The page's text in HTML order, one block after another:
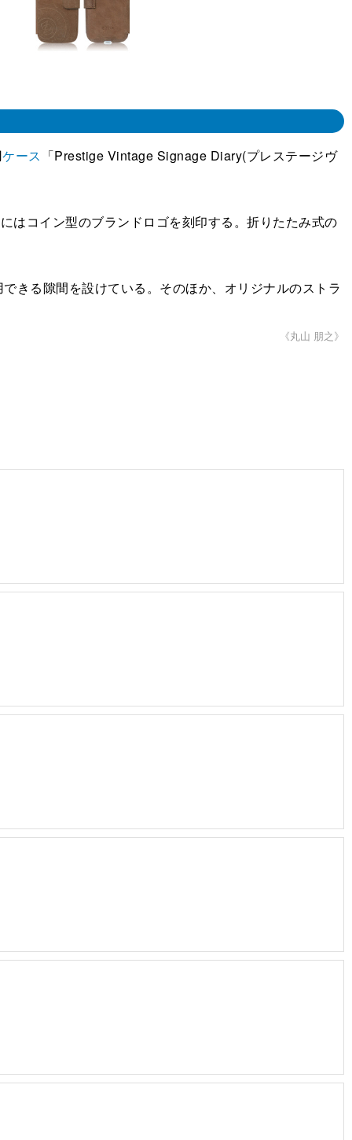
ケース 「Prestige Vintage Signage Diary(プレステージヴ
コイン型のブランドロゴを刻印する。折りたたみ式の
きる隙間を設けている。そのほか、オリジナルのストラ
《丸山 朋之》